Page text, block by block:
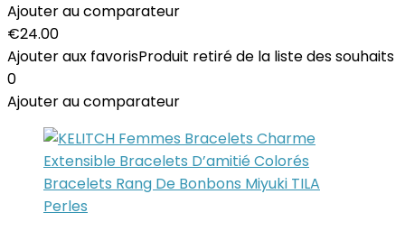
Ajouter au comparateur
€24.00
Ajouter aux favorisProduit retiré de la liste des souhaits
0
Ajouter au comparateur